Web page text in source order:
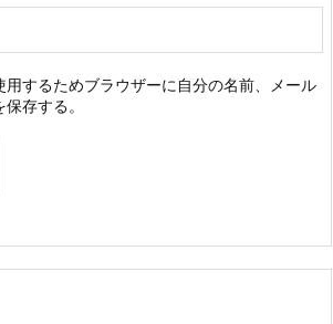
用するためブラウザーに自分の名前、メール
存する。